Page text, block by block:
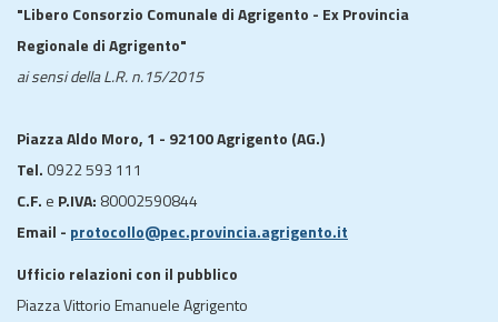
"Libero Consorzio Comunale di Agrigento - Ex Provincia
Regionale di Agrigento"
ai sensi della L.R. n.15/2015
Piazza Aldo Moro, 1 - 92100 Agrigento (AG.)
Tel. 0922 593 111
C.F. e P.IVA: 80002590844
Email - protocollo@pec.provincia.agrigento.it
Ufficio relazioni con il pubblico
Piazza Vittorio Emanuele Agrigento